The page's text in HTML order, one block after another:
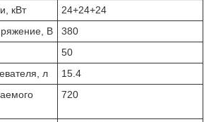
кВт
24+24+24
В
380
50
л
15.4
720